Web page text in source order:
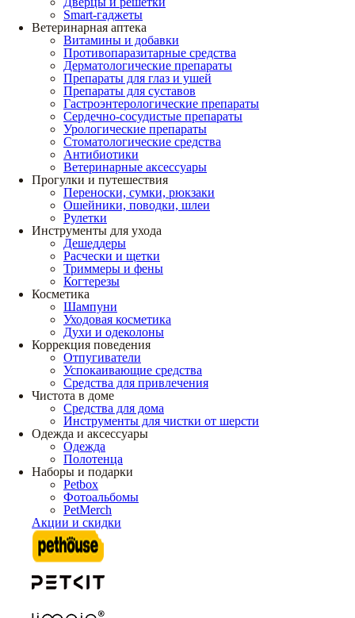
Smart-гаджеты
Ветеринарная аптека
Витамины и добавки
Противопаразитарные средства
Дерматологические препараты
Препараты для глаз и ушей
Препараты для суставов
Гастроэнтерологические препараты
Сердечно-сосудистые препараты
Урологические препараты
Стоматологические средства
Антибиотики
Ветеринарные аксессуары
Прогулки и путешествия
Переноски, сумки, рюкзаки
Ошейники, поводки, шлеи
Рулетки
Инструменты для ухода
Дешеддеры
Расчески и щетки
Триммеры и фены
Когтерезы
Косметика
Шампуни
Уходовая косметика
Духи и одеколоны
Коррекция поведения
Отпугиватели
Успокаивающие средства
Средства для привлечения
Чистота в доме
Средства для дома
Инструменты для чистки от шерсти
Одежда и аксессуары
Одежда
Полотенца
Наборы и подарки
Petbox
Фотоальбомы
PetMerch
Акции и скидки